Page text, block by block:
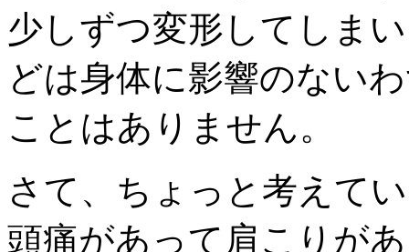
少しずつ変形してしま
どは身体に影響のない
ことはありません。
さて、ちょっと考えて
頭痛があって肩こりが